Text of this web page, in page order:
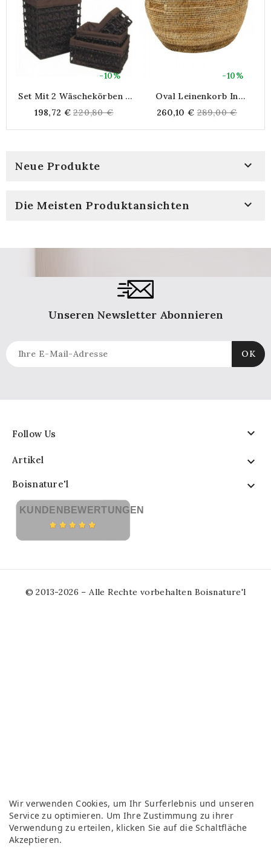
-10%
Set Mit 2 Wäschekörben +
Getöntem Mais
198,72 € Regular
price
220,80 €
-10%
Oval Leinenkorb In
43 X 31 Cm
260,10 € Regular
price
289,00 €
Neue Produkte 
Die Meisten Produktansichten 
Unseren Newsletter Abonnieren
Follow Us 
Artikel 
Boisnature'l 
Wir verwenden Cookies, um Ihr Surferlebnis und unseren
Service zu optimieren. Um Ihre Zustimmung zu ihrer
Verwendung zu erteilen, klicken Sie auf die Schaltfläche
Akzeptieren.
KUNDENBEWERTUNGEN
© 2013-2026 – Alle Rechte vorbehalten Boisnature'l